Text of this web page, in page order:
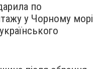
по
у Чорному морі